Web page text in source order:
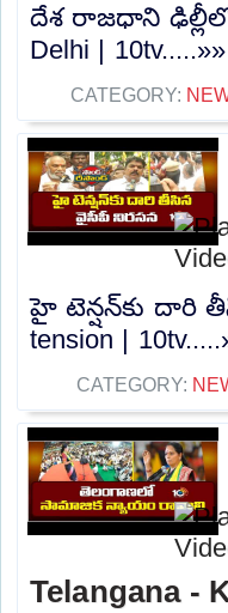
దేశ రాజధాని ఢిల్లీలో
Delhi | 10tv.....»»
CATEGORY:
హై టెన్షన్‌కు దారి
tension |
CATEGORY:
Telangana -